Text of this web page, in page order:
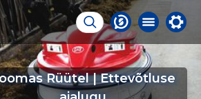
Rüütel | Ettevõtluse